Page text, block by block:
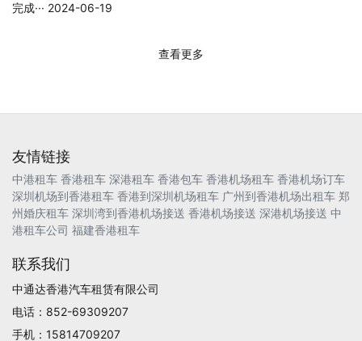
完成··· 2024-06-19
查看更多
友情链接
中港租车 香港租车 深港租车 香港包车 香港机场租车 香港机场订车
深圳机场到香港租车 香港到深圳机场租车 广州到香港机场出租车 郑
州婚庆租车 深圳湾到香港机场接送 香港机场接送 深港机场接送 中
港租车公司 福建香港租车
联系我们
中通达香港汽车租赁有限公司
电话：852-69309207
手机：15814709207